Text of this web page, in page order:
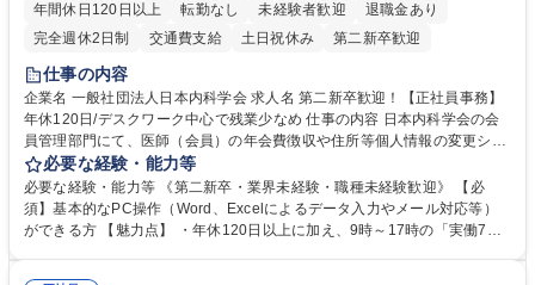
年間休日120日以上
転勤なし 未経験者歓迎
退職金あり
完全週休2日制
交通費支給 土日祝休み 第二新卒歓迎
仕事の内容
企業名 一般社団法人日本内科学会 求人名 第二新卒歓迎！【正社員事務】
年休120日/デスクワーク中心で残業少なめ 仕事の内容 日本内科学会の会
員管理部門にて、医師（会員）の年会費徴収や住所等個人情報の変更シス
テム入力、電話・FAX対応をお任せします。将来的には、各種委員会の運
営事務局業務などにも幅広く携わっていただきます。 【会員管理・データ
入力業務】 ・医師（会員）の住所変更、個人情報のシステム登録・更新
・年会費の徴収管理や入金データの照合確認 【問い合わせ対応】 ・会員
必要な経験・能力等
必要な経験・能力等 《第二新卒・業界未経験・職種未経験歓迎》 【必
須】基本的なPC操作（Word、Excelによるデータ入力やメール対応等）
ができる方 【魅力点】 ・年休120日以上に加え、9時～17時の「実働7時